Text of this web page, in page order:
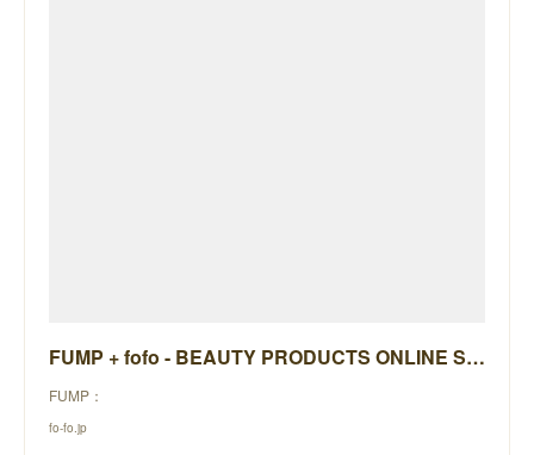
FUMP + fofo - BEAUTY PRODUCTS ONLINE STORE -
FUMP：
fo-fo.jp